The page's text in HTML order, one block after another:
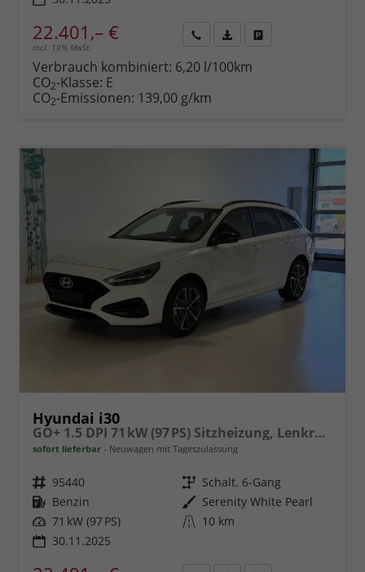
22.401,– €
incl. 19% MwSt.
anfordern
Datei,
Verbrauch kombiniert: 6,20 l/100km
CO2-Klasse: E
CO2-Emissionen: 139,00 g/km
Hyundai i30
GO+ 1.5 DPI 71 kW (97 PS) Sitzheizung, Lenkradheizung, 2-Zonen-Klimaautomatik, Android Auto, Apple CarPlay, Navigationssystem, DAB, Induktionsladen für Smartphones, 17 Zoll Leichtmetallfelgen, uvm.
sofort lieferbar Neuwagen mit Tageszulassung
Fahrzeugnr. 95440 Getriebe Schalt. 6-Gang
Kraftstoff Benzin Außenfarbe Serenity White Pearl
Leistung 71 kW (97 PS) Kilometerstand 10 km
30.11.2025